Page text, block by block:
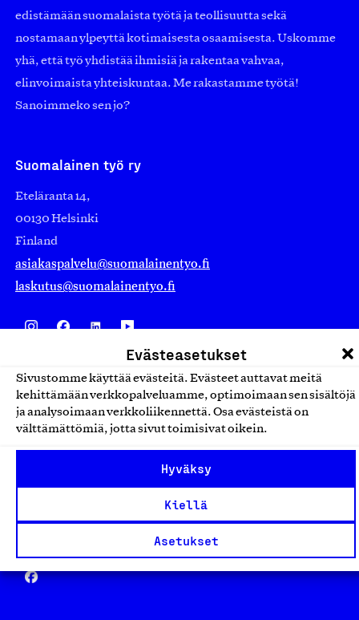
Evästeasetukset
Sivustomme käyttää evästeitä. Evästeet auttavat meitä
kehittämään verkkopalveluamme, optimoimaan sen sisältöjä
ja analysoimaan verkkoliikennettä. Osa evästeistä on
välttämättömiä, jotta sivut toimisivat oikein.
Hyväksy
Kiellä
Asetukset
edistämään suomalaista työtä ja teollisuutta sekä
nostamaan ylpeyttä kotimaisesta osaamisesta. Uskomme
yhä, että työ yhdistää ihmisiä ja rakentaa vahvaa,
elinvoimaista yhteiskuntaa. Me rakastamme työtä!
Sanoimmeko sen jo?
Suomalainen työ ry
Eteläranta 14,
00130 Helsinki
Finland
asiakaspalvelu@suomalainentyo.fi
laskutus@suomalainentyo.fi
Avainlippu
Yhteiskunnallinen Yritys -merkki